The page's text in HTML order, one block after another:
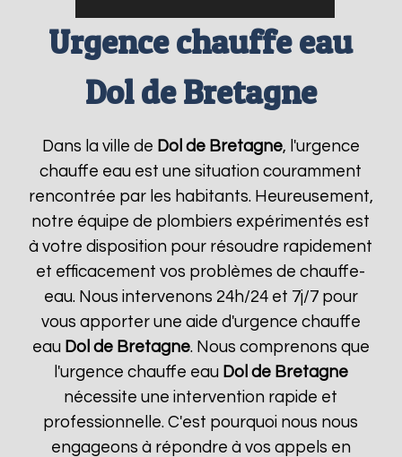
Urgence chauffe eau
Dol de Bretagne
Dans la ville de Dol de Bretagne, l'urgence
chauffe eau est une situation couramment
rencontrée par les habitants. Heureusement,
notre équipe de plombiers expérimentés est
à votre disposition pour résoudre rapidement
et efficacement vos problèmes de chauffe-
eau. Nous intervenons 24h/24 et 7j/7 pour
vous apporter une aide d'urgence chauffe
eau Dol de Bretagne. Nous comprenons que
l'urgence chauffe eau Dol de Bretagne
nécessite une intervention rapide et
professionnelle. C'est pourquoi nous nous
engageons à répondre à vos appels en